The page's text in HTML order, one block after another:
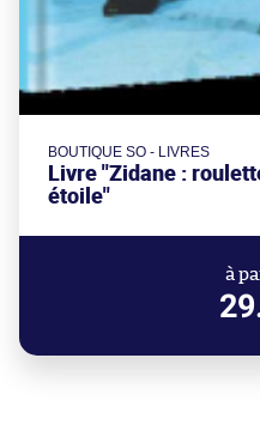
BOUTIQUE SO - LIVRES
Livre "Zidane :
étoile"
à